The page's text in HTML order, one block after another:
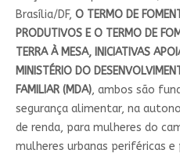
Brasília/DF, O TERMO DE
PRODUTIVOS E O TERMO DE
TERRA À MESA, INICIATIVAS
MINISTÉRIO DO
FAMILIAR (MDA), ambos são
segurança alimentar, na
de renda, para mulheres do
mulheres urbanas periféricas e